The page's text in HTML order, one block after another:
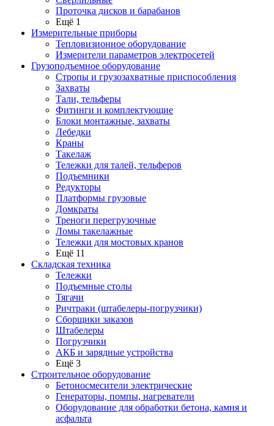
Проточка дисков и барабанов
Ещё 1
Измерительные приборы
Тепловизионное оборудование
Измерители параметров электросетей
Грузоподъемное оборудование
Стропы и грузозахватные приспособления
Захваты
Тали, тельферы
Фитинги и комплектующие
Блоки монтажные, захваты
Лебедки
Краны
Такелаж
Тележки для талей, тельферов
Подъемники
Редукторы
Платформы грузовые
Домкраты
Треноги перегрузочные
Ломы такелажные
Тележки для мостовых кранов
Ещё 11
Складская техника
Тележки
Подъемные столы
Тягачи
Ричтраки (штабелеры-погрузчики)
Сборщики заказов
Штабелеры
Погрузчики
АКБ и зарядные устройства
Ещё 3
Строительное оборудование
Бетоносмесители электрические
Генераторы, помпы, нагреватели
Оборудование для обработки бетона, камня и
асфальта